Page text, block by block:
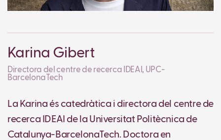
Karina Gibert
Directora del centre de recerca IDEAI, UPC-
BarcelonaTech
La Karina és catedràtica i directora del centre de
recerca IDEAI de la Universitat Politècnica de
Catalunya-BarcelonaTech. Doctora en